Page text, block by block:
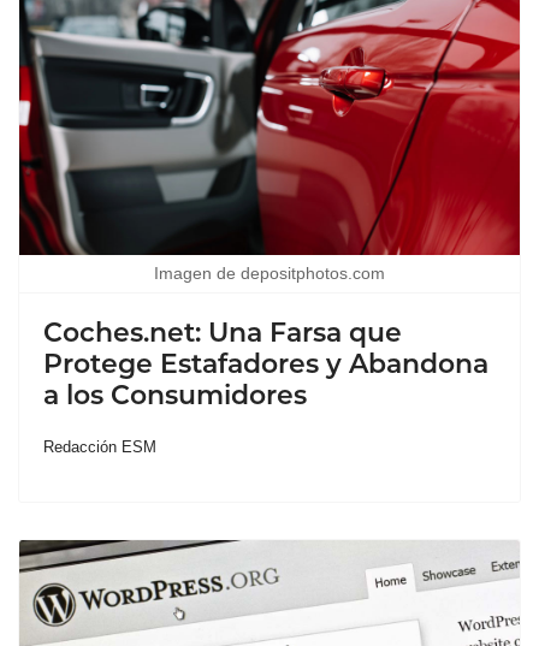
Imagen de depositphotos.com
Coches.net: Una Farsa que
Protege Estafadores y Abandona
a los Consumidores
Redacción ESM